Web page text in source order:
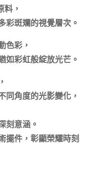
，
彩斑斕的視覺層次。
色彩，
如彩虹般綻放光芒。
同角度的光影變化，
刻意涵。
擺件，彰顯榮耀時刻